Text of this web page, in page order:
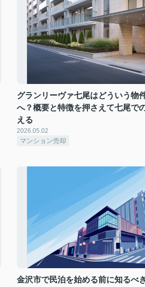
グランリーヴァ七尾はどういう物
へ？概要と特徴を押さえて七尾で
える
2026.05.02
マンション売却
金沢市で民泊を始める前に知るべ